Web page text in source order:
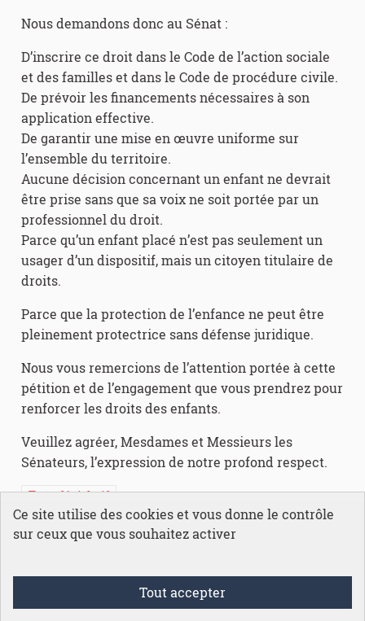
Nous demandons donc au Sénat :
D’inscrire ce droit dans le Code de l’action sociale
et des familles et dans le Code de procédure civile.
De prévoir les financements nécessaires à son
application effective.
De garantir une mise en œuvre uniforme sur
l’ensemble du territoire.
Aucune décision concernant un enfant ne devrait
être prise sans que sa voix ne soit portée par un
professionnel du droit.
Parce qu’un enfant placé n’est pas seulement un
usager d’un dispositif, mais un citoyen titulaire de
droits.
Parce que la protection de l’enfance ne peut être
pleinement protectrice sans défense juridique.
Nous vous remercions de l’attention portée à cette
pétition et de l’engagement que vous prendrez pour
renforcer les droits des enfants.
Veuillez agréer, Mesdames et Messieurs les
Sénateurs, l’expression de notre profond respect.
Texte législatif
Conditions générales d'utilisation
Mentions légales
Accessibilité
Ce site utilise des cookies et vous donne le contrôle
sur ceux que vous souhaitez activer
Tout accepter